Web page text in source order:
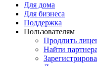
Для дома
Для бизнеса
Поддержка
Пользователям
Продлить
Найти партнера